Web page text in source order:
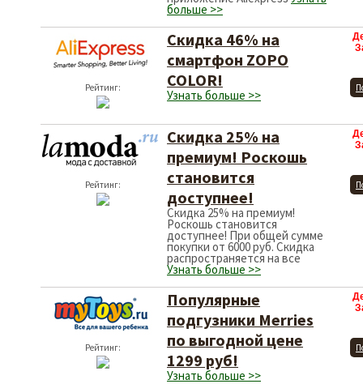
больше >>
Рейтинг:
Скидка 46% на
смартфон ZOPO
COLOR!
Узнать больше >>
Рейтинг:
Скидка 25% на
премиум! Роскошь
становится
доступнее!
Скидка 25% на премиум!
Роскошь становится
доступнее! При общей сумме
покупки от 6000 руб. Скидка
распространяется на все
Узнать больше >>
Рейтинг:
Популярные
подгузники Merries
по выгодной цене
1299 руб!
Узнать больше >>